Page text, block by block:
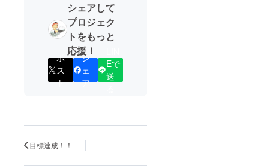
シェアして
プロジェク
トをもっと
応援！
ポ
ス
ト
シ
ェ
ア
Eで
送
目標達成！！